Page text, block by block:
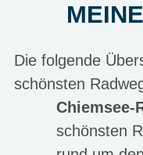
Die folgende
schönsten
Chiemsee-
schönsten